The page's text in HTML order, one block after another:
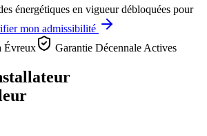
énergétiques en vigueur débloquées pour
mon admissibilité
Évreux Garantie Décennale Actives